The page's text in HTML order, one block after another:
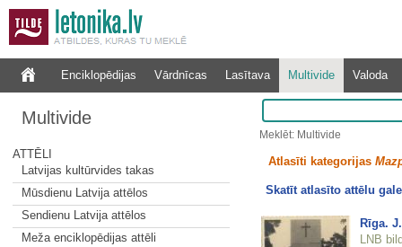
Enciklopēdijas Vārdnīcas Lasītava Multivide Valoda
Multivide
ATTĒLI
Latvijas kultūrvides takas
Mūsdienu Latvija attēlos
Sendienu Latvija attēlos
Meža enciklopēdijas attēli
Meklēt: Multivide
Atlasīti kategorijas
Skatīt atlasīto attēlu
Rīga.
LNB